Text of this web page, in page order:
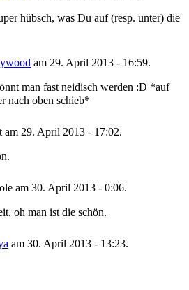
hübsch, was Du auf (resp. unter) die
am 29. April 2013 - 16:59.
man fast neidisch werden :D *auf
nach oben schieb*
am 29. April 2013 - 17:02.
am 30. April 2013 - 0:06.
oh man ist die schön.
am 30. April 2013 - 13:23.